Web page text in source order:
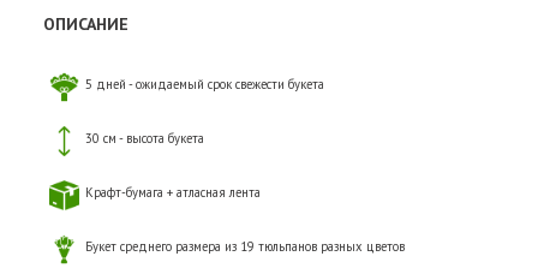
ОПИСАНИЕ
5 дней - ожидаемый срок свежести букета
30 см - высота букета
Крафт-бумага + атласная лента
Букет среднего размера из 19 тюльпанов разных цветов